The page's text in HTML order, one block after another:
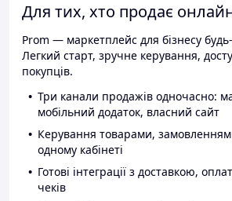
Для тих, хто продає
Prom — маркетплейс для бізнесу
Легкий старт, зручне керування,
покупців.
Три канали продажів одночасно:
мобільний додаток, власний сайт
Керування товарами,
одному кабінеті
Готові інтеграції з доставкою,
чеків